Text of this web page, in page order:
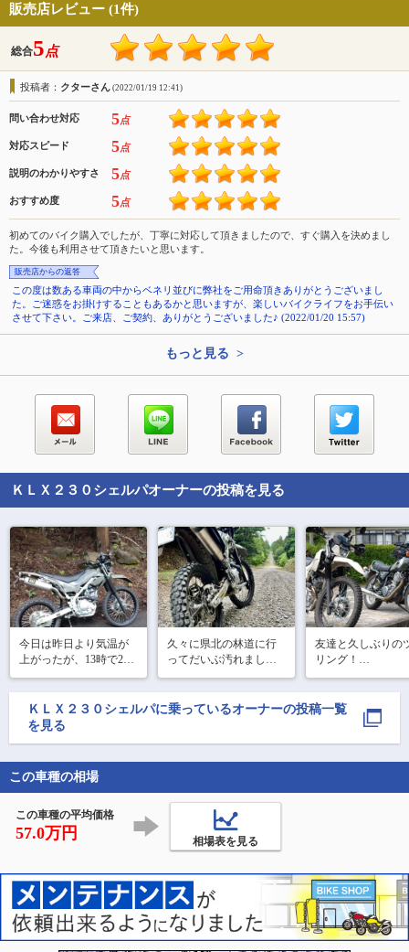
販売店レビュー (1件)
総合5点
投稿者： クターさん (2022/01/19 12:41)
問い合わせ対応 5点
対応スピード 5点
説明のわかりやすさ 5点
おすすめ度 5点
初めてのバイク購入でしたが、丁寧に対応して頂きましたので、すぐ購入を決めまし
た。今後も利用させて頂きたいと思います。
販売店からの返答
この度は数ある車両の中からベネリ並びに弊社をご用命頂きありがとうございまし
た。ご迷惑をお掛けすることもあるかと思いますが、楽しいバイクライフをお手伝い
させて下さい。ご来店、ご契約、ありがとうございました♪ (2022/01/20 15:57)
もっと見る >
ＫＬＸ２３０シェルパオーナーの投稿を見る
今日は昨日より気温が
上がったが、13時で28
度と涼しく気持ちが良
い☀️
小学校時代は夏の気温
だけど、異常が続くと
正常になる。
あ〜。シェルパは軽く
て弾ける
久々に県北の林道に行
ってだいぶ汚れまし
た。今日洗車した時に
気づいたことですが、
タイヤの磨耗がだいぶ
友達と久しぶりの
リング！
阿蘇に行って来ま
た。
ＫＬＸ２３０シェルパに乗っているオーナーの投稿一覧
を見る
この車種の相場
この車種の平均価格
57.0万円 相場表を見る